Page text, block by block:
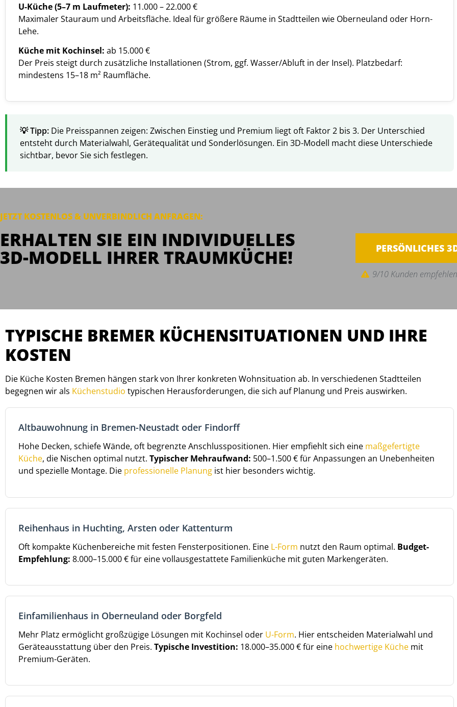
U-Küche (5–7 m Laufmeter): 11.000 – 22.000 €
Maximaler Stauraum und Arbeitsfläche. Ideal für größere Räume in Stadtteilen wie Oberneuland oder Horn-
Lehe.
Küche mit Kochinsel: ab 15.000 €
Der Preis steigt durch zusätzliche Installationen (Strom, ggf. Wasser/Abluft in der Insel). Platzbedarf:
mindestens 15–18 m² Raumfläche.
Die Preisspannen zeigen: Zwischen Einstieg und Premium liegt oft Faktor 2 bis 3. Der Unterschied
entsteht durch Materialwahl, Gerätequalität und Sonderlösungen. Ein 3D-Modell macht diese Unterschiede
sichtbar, bevor Sie sich festlegen.
JETZT KOSTENLOS & UNVERBINDLICH ANFRAGEN:
ERHALTEN SIE EIN INDIVIDUELLES
3D-MODELL IHRER TRAUMKÜCHE! PERSÖNLICHES
9/10 Kunden
TYPISCHE BREMER KÜCHENSITUATIONEN UND IHRE
KOSTEN
Die Küche Kosten Bremen hängen stark von Ihrer konkreten Wohnsituation ab. In verschiedenen Stadtteilen
begegnen wir als Küchenstudio typischen Herausforderungen, die sich auf Planung und Preis auswirken.
Altbauwohnung in Bremen-Neustadt oder Findorff
Hohe Decken, schiefe Wände, oft begrenzte Anschlusspositionen. Hier empfiehlt sich eine maßgefertigte
Küche, die Nischen optimal nutzt. Typischer Mehraufwand: 500–1.500 € für Anpassungen an Unebenheiten
und spezielle Montage. Die professionelle Planung ist hier besonders wichtig.
Reihenhaus in Huchting, Arsten oder Kattenturm
Oft kompakte Küchenbereiche mit festen Fensterpositionen. Eine L-Form nutzt den Raum optimal. Budget-
Empfehlung: 8.000–15.000 € für eine vollausgestattete Familienküche mit guten Markengeräten.
Einfamilienhaus in Oberneuland oder Borgfeld
Mehr Platz ermöglicht großzügige Lösungen mit Kochinsel oder U-Form. Hier entscheiden Materialwahl und
Geräteausstattung über den Preis. Typische Investition: 18.000–35.000 € für eine hochwertige Küche mit
Premium-Geräten.